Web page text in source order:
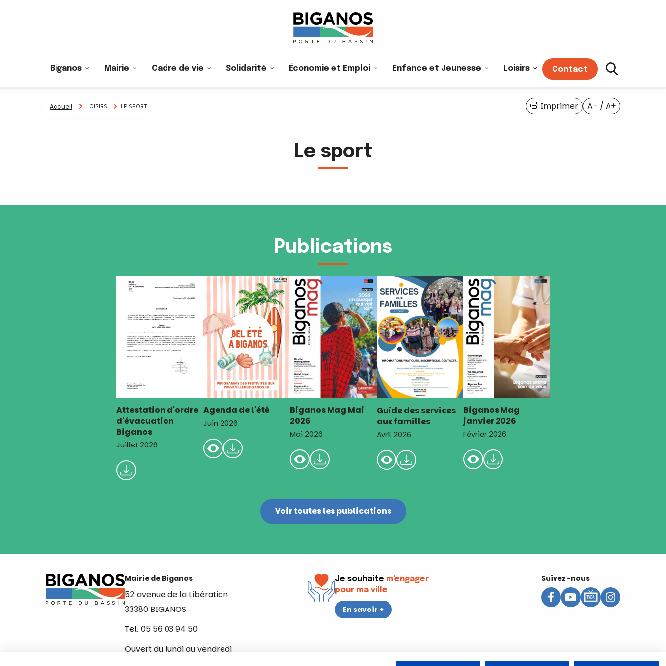
Biganos Mairie Cadre de vie Solidarité Économie et Emploi Enfance et Jeunesse Loisirs Contact
Accueil LOISIRS LE SPORT A− / A+
Imprimer
Le sport
Publications
Attestation d'ordre
d'évacuation
Biganos
Juillet 2026
Agenda de l'été
Juin 2026
Biganos Mag Mai
2026
Mai 2026
Guide des services
aux familles
Avril 2026
Biganos Mag
janvier 2026
Février 2026
Voir toutes les publications
Mairie de Biganos
52 avenue de la Libération
33380 BIGANOS
Tel. 05 56 03 94 50
Ouvert du lundi au vendredi
Je souhaite m'engager
pour ma ville
En savoir +
Suivez-nous